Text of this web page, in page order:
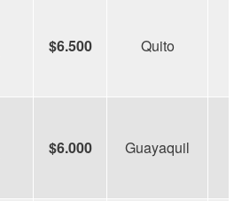
$6.500 Quito
$6.000 Guayaquil